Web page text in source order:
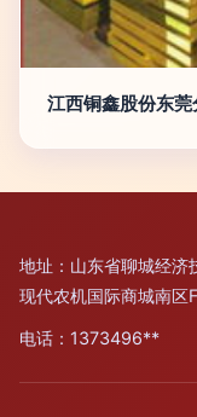
江西铜鑫股份东
地址：山东省聊城经济
现代农机国际商城南
电话：1373496**